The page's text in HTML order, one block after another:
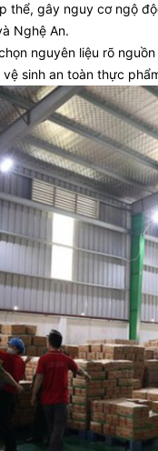
thể, gây nguy cơ ngộ
Nghệ An.
nguyên liệu rõ
sinh an toàn thực